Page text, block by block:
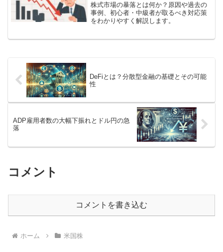
株式市場の暴落とは何か？原因や過去の
事例、初心者・中級者が取るべき対応策
をわかりやすく解説します。
DeFiとは？分散型金融の基礎とその可能
性
ADP雇用者数の大幅下振れとドル円の急
落
コメント
コメントを書き込む
ホーム 米国株